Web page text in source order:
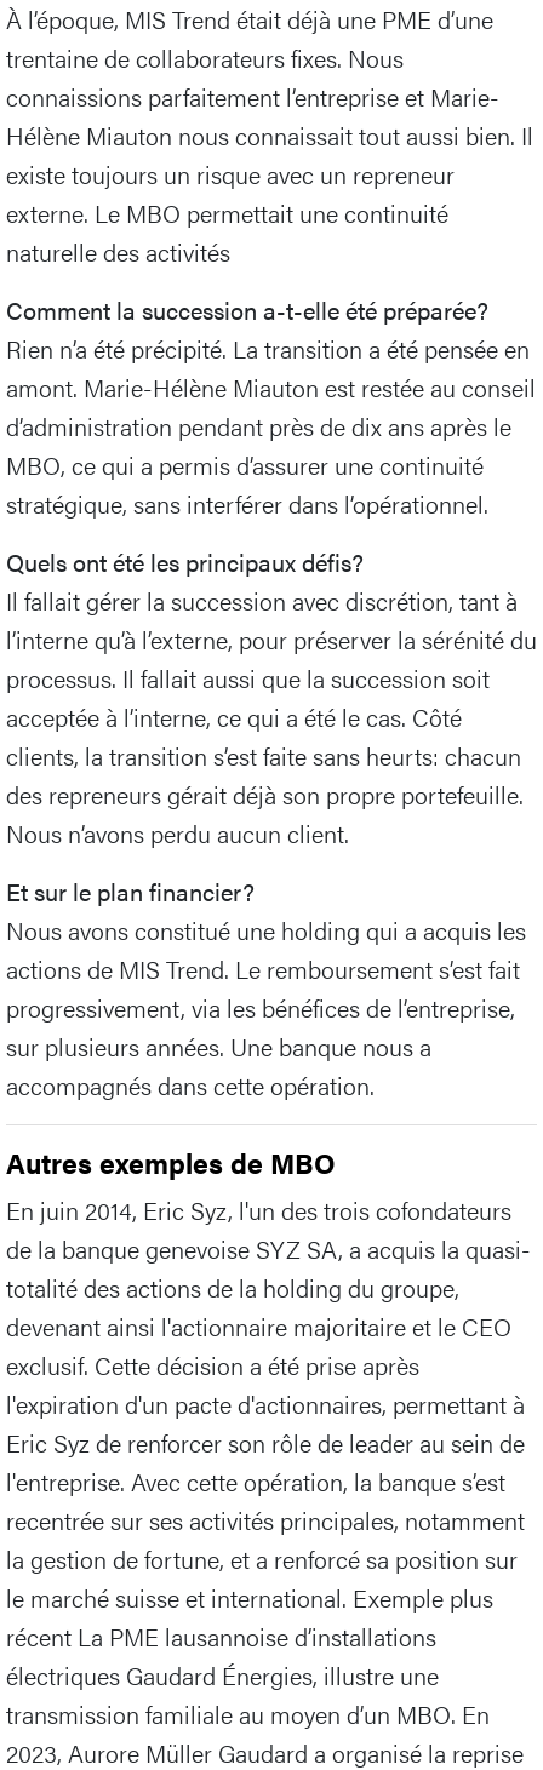
À l’époque, MIS Trend était déjà une PME d’une
trentaine de collaborateurs fixes. Nous
connaissions parfaitement l’entreprise et Marie-
Hélène Miauton nous connaissait tout aussi bien. Il
existe toujours un risque avec un repreneur
externe. Le MBO permettait une continuité
naturelle des activités
Comment la succession a-t-elle été préparée?
Rien n’a été précipité. La transition a été pensée en
amont. Marie-Hélène Miauton est restée au conseil
d’administration pendant près de dix ans après le
MBO, ce qui a permis d’assurer une continuité
stratégique, sans interférer dans l’opérationnel.
Quels ont été les principaux défis?
Il fallait gérer la succession avec discrétion, tant à
l’interne qu’à l’externe, pour préserver la sérénité du
processus. Il fallait aussi que la succession soit
acceptée à l’interne, ce qui a été le cas. Côté
clients, la transition s’est faite sans heurts: chacun
des repreneurs gérait déjà son propre portefeuille.
Nous n’avons perdu aucun client.
Et sur le plan financier?
Nous avons constitué une holding qui a acquis les
actions de MIS Trend. Le remboursement s’est fait
progressivement, via les bénéfices de l’entreprise,
sur plusieurs années. Une banque nous a
accompagnés dans cette opération.
Autres exemples de MBO
En juin 2014, Eric Syz, l'un des trois cofondateurs
de la banque genevoise SYZ SA, a acquis la quasi-
totalité des actions de la holding du groupe,
devenant ainsi l'actionnaire majoritaire et le CEO
exclusif. Cette décision a été prise après
l'expiration d'un pacte d'actionnaires, permettant à
Eric Syz de renforcer son rôle de leader au sein de
l'entreprise. Avec cette opération, la banque s’est
recentrée sur ses activités principales, notamment
la gestion de fortune, et a renforcé sa position sur
le marché suisse et international. Exemple plus
récent La PME lausannoise d’installations
électriques Gaudard Énergies, illustre une
transmission familiale au moyen d’un MBO. En
2023, Aurore Müller Gaudard a organisé la reprise